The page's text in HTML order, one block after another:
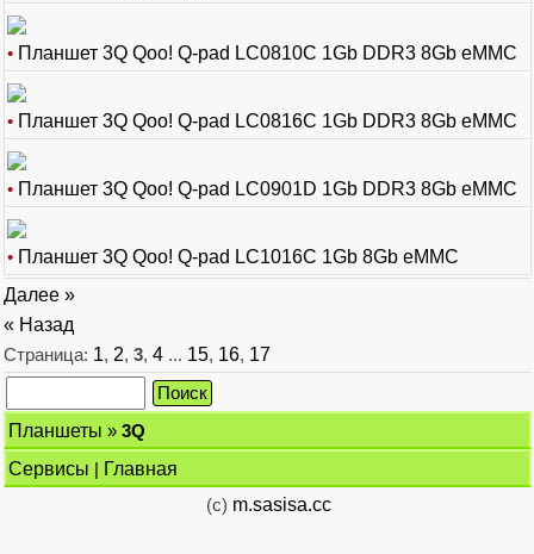
• Планшет 3Q Qoo! Q-pad LC0810C 1Gb DDR3 8Gb eMMC
• Планшет 3Q Qoo! Q-pad LC0816C 1Gb DDR3 8Gb eMMC
• Планшет 3Q Qoo! Q-pad LC0901D 1Gb DDR3 8Gb eMMC
• Планшет 3Q Qoo! Q-pad LC1016C 1Gb 8Gb eMMC
Далее »
« Назад
Страница: 1, 2, 3, 4 ... 15, 16, 17
Планшеты » 3Q
Сервисы | Главная
(c) m.sasisa.cc